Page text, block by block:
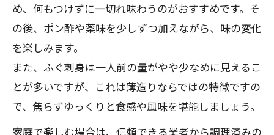
め、何もつけずに一切れ味わうのがおすすめです。そ
の後、ポン酢や薬味を少しずつ加えながら、味の変化
を楽しみます。
また、ふぐ刺身は一人前の量がやや少なめに見えるこ
とが多いですが、これは薄造りならではの特徴ですの
で、焦らずゆっくりと食感や風味を堪能しましょう。
家庭で楽しむ場合は、信頼できる業者から調理済みの